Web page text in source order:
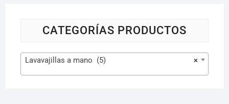
CATEGORÍAS PRODUCTOS
×
Lavavajillas a mano (5)